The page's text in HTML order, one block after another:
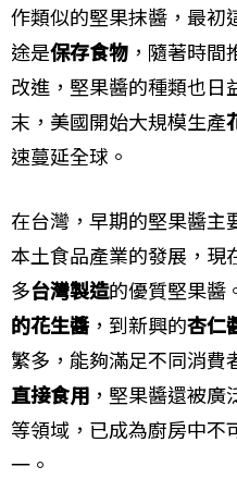
作類似的堅果抹醬，最初
途是保存食物 ，隨著時
改進，堅果醬的種類也日
末，美國開始大規模生產
速蔓延全球。
在台灣，早期的堅果醬主
本土食品產業的發展，現
多台灣製造的優質堅果醬
的花生醬 ，到新興的杏仁
繁多，能夠滿足不同消費
直接食用 ，堅果醬還被廣
等領域，已成為廚房中不
一。